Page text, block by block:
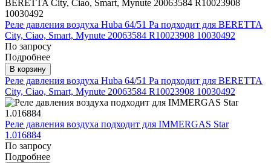
Реле давления воздуха Huba 64/51 Pa подходит для BERETTA
City, Ciao, Smart, Mynute 20063584 R10023908 10030492
По запросу
Подробнее
В корзину
Реле давления воздуха Huba 64/51 Pa подходит для BERETTA
City, Ciao, Smart, Mynute 20063584 R10023908 10030492
Реле давления воздуха подходит для IMMERGAS Star
1.016884
По запросу
Подробнее